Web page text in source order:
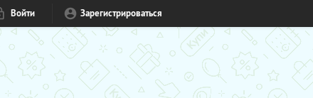
Войти Зарегистрироваться